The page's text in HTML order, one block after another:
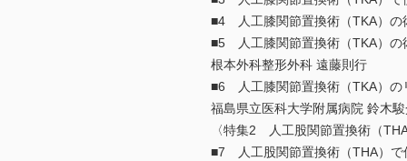
■4 人工膝関節置換術（TKA）の
■5 人工膝関節置換術（TKA）の
根本外科整形外科 遠藤則行
■6 人工膝関節置換術（TKA）の
福島県立医科大学附属病院 鈴木
〈特集2 人工股関節置換術（
■7 人工股関節置換術（THA）で